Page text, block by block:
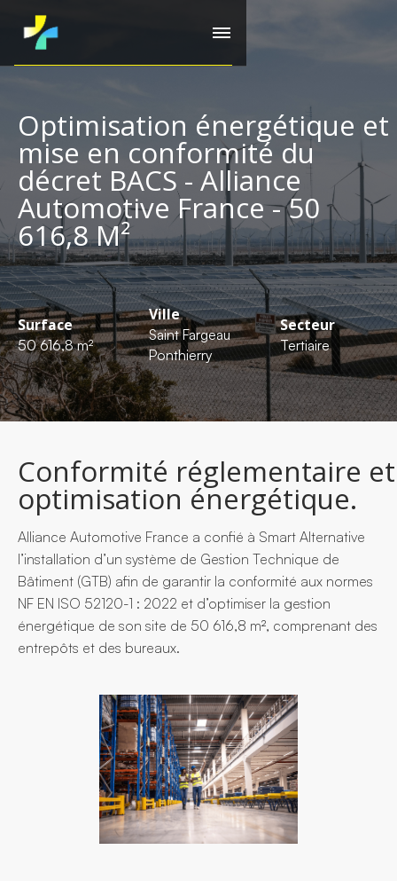
Optimisation énergétique et
mise en conformité du
décret BACS - Alliance
Automotive France - 50
616,8 M²
Surface
50 616,8 m²
Ville
Saint Fargeau
Ponthierry
Secteur
Tertiaire
Conformité réglementaire et
optimisation énergétique.
Alliance Automotive France a confié à Smart Alternative
l’installation d’un système de Gestion Technique de
Bâtiment (GTB) afin de garantir la conformité aux normes
NF EN ISO 52120-1 : 2022 et d’optimiser la gestion
énergétique de son site de 50 616,8 m², comprenant des
entrepôts et des bureaux.